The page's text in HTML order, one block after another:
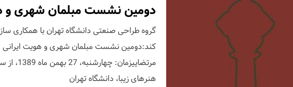
دومین نشست مبلمان شهری و
گروه طراحی صنعتی دانشگاه تهران با همکاری
کند:دومین نشست مبلمان شهری و هویت ایرانی
هنرهای زیبا، دانشگاه تهران